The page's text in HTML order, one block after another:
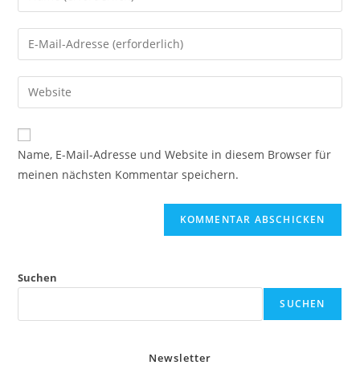
deinen
Namen
oder
zum
Kommentieren
ein
Gib
deine
E-
Mail-
zum
Kommentieren
ein
Gib
deine
Website-
URL
Name, E-Mail-Adresse und Website in diesem Browser für
meinen nächsten Kommentar speichern.
Suchen
SUCHEN
Newsletter